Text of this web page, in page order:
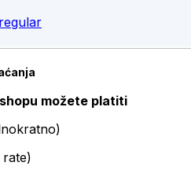
regular
možete platiti
rate)